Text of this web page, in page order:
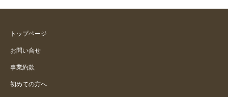
トップページ
お問い合せ
事業約款
初めての方へ